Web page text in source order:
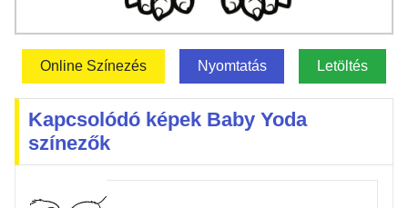
Online Színezés Nyomtatás Letöltés
Kapcsolódó képek Baby Yoda
színezők